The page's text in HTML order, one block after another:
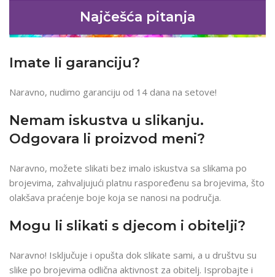
Najčešća pitanja
Imate li garanciju?
Naravno, nudimo garanciju od 14 dana na setove!
Nemam iskustva u slikanju.
Odgovara li proizvod meni?
Naravno, možete slikati bez imalo iskustva sa slikama po
brojevima, zahvaljujući platnu raspoređenu sa brojevima, što
olakšava praćenje boje koja se nanosi na područja.
Mogu li slikati s djecom i obitelji?
Naravno! Isključuje i opušta dok slikate sami, a u društvu su
slike po brojevima odlična aktivnost za obitelj. Isprobajte i